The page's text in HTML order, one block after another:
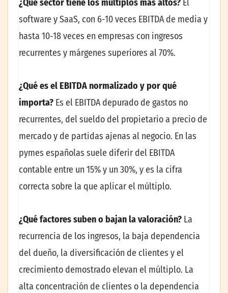
¿Qué sector tiene los múltiplos más altos? El
software y SaaS, con 6-10 veces EBITDA de media y
hasta 10-18 veces en empresas con ingresos
recurrentes y márgenes superiores al 70%.
¿Qué es el EBITDA normalizado y por qué
importa? Es el EBITDA depurado de gastos no
recurrentes, del sueldo del propietario a precio de
mercado y de partidas ajenas al negocio. En las
pymes españolas suele diferir del EBITDA
contable entre un 15% y un 30%, y es la cifra
correcta sobre la que aplicar el múltiplo.
¿Qué factores suben o bajan la valoración? La
recurrencia de los ingresos, la baja dependencia
del dueño, la diversificación de clientes y el
crecimiento demostrado elevan el múltiplo. La
alta concentración de clientes o la dependencia